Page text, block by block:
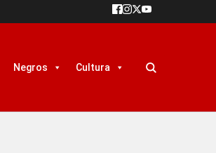
Negros Cultura